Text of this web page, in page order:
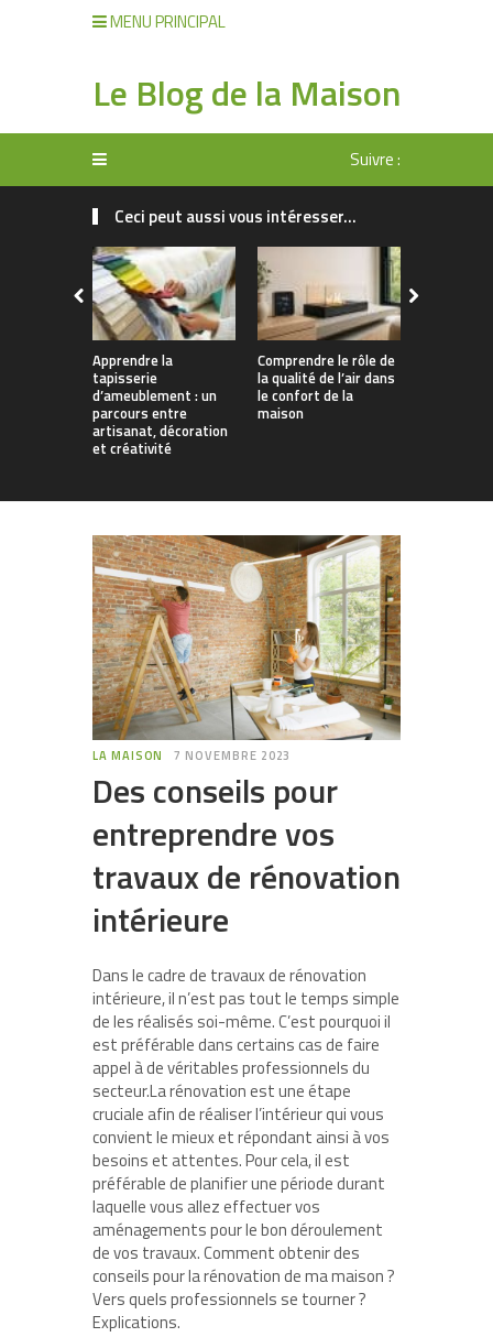
MENU PRINCIPAL
Le Blog de la Maison
Suivre :
Ceci peut aussi vous intéresser...
Apprendre la
tapisserie
d’ameublement : un
parcours entre
artisanat, décoration
et créativité
Comprendre le rôle de
la qualité de l’air dans
le confort de la
maison
LA MAISON 7 NOVEMBRE 2023
Des conseils pour
entreprendre vos
travaux de rénovation
intérieure
Dans le cadre de travaux de rénovation
intérieure, il n’est pas tout le temps simple
de les réalisés soi-même. C’est pourquoi il
est préférable dans certains cas de faire
appel à de véritables professionnels du
secteur.La rénovation est une étape
cruciale afin de réaliser l’intérieur qui vous
convient le mieux et répondant ainsi à vos
besoins et attentes. Pour cela, il est
préférable de planifier une période durant
laquelle vous allez effectuer vos
aménagements pour le bon déroulement
de vos travaux. Comment obtenir des
conseils pour la rénovation de ma maison ?
Vers quels professionnels se tourner ?
Explications.